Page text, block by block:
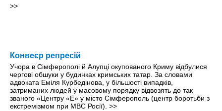
>>
Конвеєр репресій
Учора в Сімферополі й Алупці окупованого Криму відбулися
чергові обшуки у будинках кримських татар. За словами
адвоката Еміля Курбедінова, у більшості випадків,
затриманих людей у масовому порядку відвозять до так
званого «Центру «Е» у місто Сімферополь (центр боротьби з
екстремізмом при МВС Росії). >>